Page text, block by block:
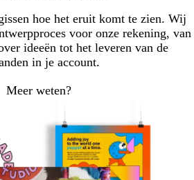
hoe het eruit komt te zien. Wij
voor onze rekening, van
ideeën tot het leveren van de
in je account.
Meer weten?